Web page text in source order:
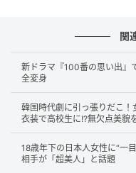
（写真＝韓国JTVBC）
関
新ドラマ『100番の思い出』
全変身
韓国時代劇に引っ張りだこ
衣装で高校生に!?無欠点美貌
18歳年下の日本人女性に“一
相手が「超美人」と話題